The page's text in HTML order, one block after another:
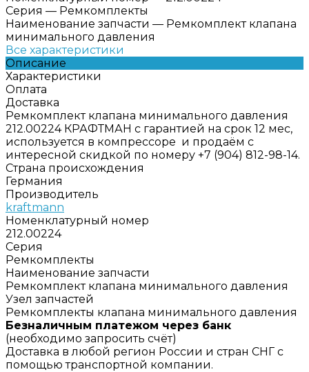
Серия — Ремкомплекты
Наименование запчасти — Ремкомплект клапана
минимального давления
Все характеристики
Описание
Характеристики
Оплата
Доставка
Ремкомплект клапана минимального давления
212.00224 КРАФТМАН с гарантией на срок 12 мес,
используется в компрессоре и продаём с
интересной скидкой по номеру +7 (904) 812-98-14.
Страна происхождения
Германия
Производитель
kraftmann
Номенклатурный номер
212.00224
Серия
Ремкомплекты
Наименование запчасти
Ремкомплект клапана минимального давления
Узел запчастей
Ремкомплекты клапана минимального давления
Безналичным платежом через банк
(необходимо запросить счёт)
Доставка в любой регион России и стран СНГ с
помощью транспортной компании.